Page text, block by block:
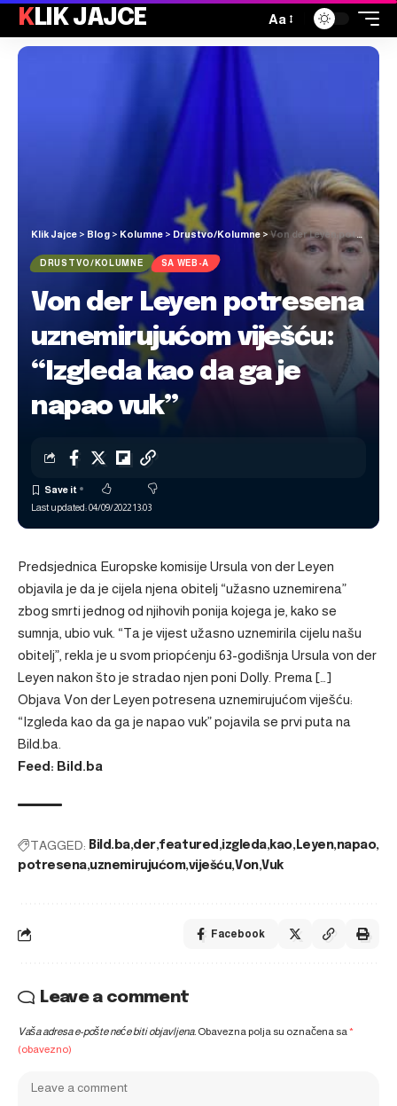
KLIK JAJCE Aa
Klik Jajce > Blog > Kolumne > Drustvo/Kolumne > Von der Leyen potresena uznemirujućom viješću: “Izgleda kao da ga je napao vuk”
DRUSTVO/KOLUMNE SA WEB-A
Von der Leyen potresena
uznemirujućom viješću:
“Izgleda kao da ga je
napao vuk”
Last updated: 04/09/2022 13:03
Predsjednica Europske komisije Ursula von der Leyen
objavila je da je cijela njena obitelj “užasno uznemirena”
zbog smrti jednog od njihovih ponija kojega je, kako se
sumnja, ubio vuk. “Ta je vijest užasno uznemirila cijelu našu
obitelj”, rekla je u svom priopćenju 63-godišnja Ursula von der
Leyen nakon što je stradao njen poni Dolly. Prema […]
Objava Von der Leyen potresena uznemirujućom viješću:
“Izgleda kao da ga je napao vuk”pojavila se prvi puta na
Bild.ba
Feed: Bild.ba
TAGGED: Bild.ba der featured izgleda kao Leyen napao
potresena uznemirujućom viješću Von Vuk
Facebook
Leave a comment
Vaša adresa e-pošte neće biti objavljena. Obavezna polja su označena sa*
(obavezno)